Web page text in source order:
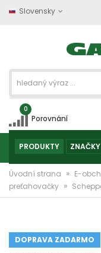
Slovensky
0
Porovnání
PRODUKTY ZNAČKY
Úvodní strana » E-
preťahovačky »
DOPRAVA ZADARMO